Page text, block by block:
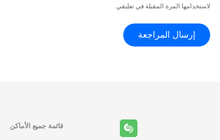
لاستخدامها المرة المقبلة في تعليقي.
قائمة جميع الأماكن